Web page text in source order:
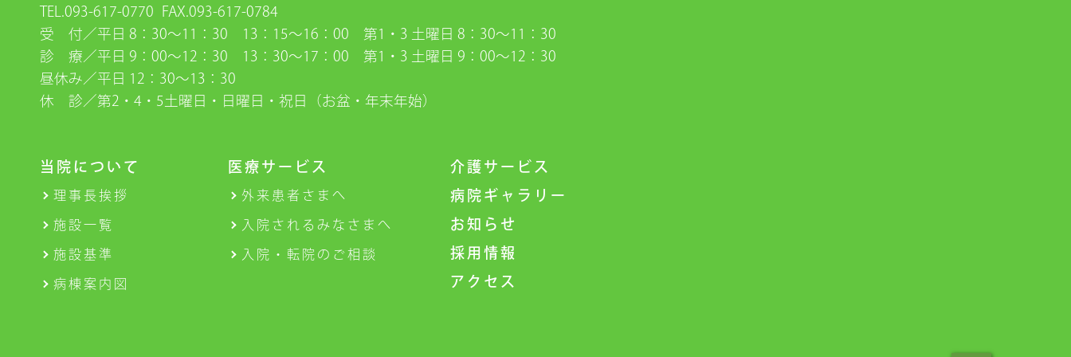
TEL.093-617-0770
FAX.093-617-0784
受 付／平日 8：30〜11：30 13：15〜16：00 第1・3 土曜日 8：30〜11：30
診 療／平日 9：00〜12：30 13：30〜17：00 第1・3 土曜日 9：00〜12：30
昼休み／平日 12：30〜13：30
休 診／第2・4・5土曜日・日曜日・祝日（お盆・年末年始）
当院について
理事長挨拶
施設一覧
施設基準
病棟案内図
医療サービス
外来患者さまへ
入院されるみなさまへ
入院・転院のご相談
介護サービス
病院ギャラリー
お知らせ
採用情報
アクセス